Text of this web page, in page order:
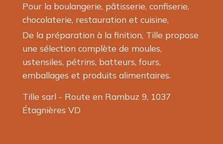
Pour la boulangerie, pâtisserie, confiserie,
chocolaterie, restauration et cuisine,
De la préparation à la finition, Tille propose
une sélection complète de moules,
ustensiles, pétrins, batteurs, fours,
emballages et produits alimentaires.
Tille sarl - Route en Rambuz 9, 1037
Étagnières VD